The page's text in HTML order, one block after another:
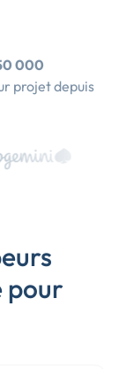
000
projet depuis
pour